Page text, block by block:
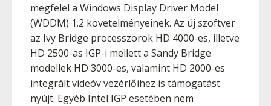
megfelel a Windows Display Driver Model
(WDDM) 1.2 követelményeinek. Az új szoftver
az Ivy Bridge processzorok HD 4000-es, illetve
HD 2500-as IGP-i mellett a Sandy Bridge
modellek HD 3000-es, valamint HD 2000-es
integrált videóv vezérlőihez is támogatást
nyújt. Egyéb Intel IGP esetében nem